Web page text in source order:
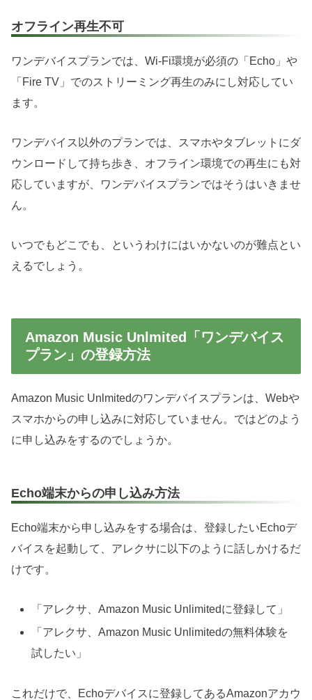
オフライン再生不可
ワンデバイスプランでは、Wi-Fi環境が必須の「Echo」や
「Fire TV」でのストリーミング再生のみにし対応してい
ます。
ワンデバイス以外のプランでは、スマホやタブレットにダ
ウンロードして持ち歩き、オフライン環境での再生にも対
応していますが、ワンデバイスプランではそうはいきませ
ん。
いつでもどこでも、というわけにはいかないのが難点とい
えるでしょう。
Amazon Music Unlmited「ワンデバイス
プラン」の登録方法
Amazon Music Unlmitedのワンデバイスプランは、Webや
スマホからの申し込みに対応していません。ではどのよう
に申し込みをするのでしょうか。
Echo端末からの申し込み方法
Echo端末から申し込みをする場合は、登録したいEchoデ
バイスを起動して、アレクサに以下のように話しかけるだ
けです。
「アレクサ、Amazon Music Unlimitedに登録して」
「アレクサ、Amazon Music Unlimitedの無料体験を
試したい」
これだけで、Echoデバイスに登録してあるAmazonアカウ